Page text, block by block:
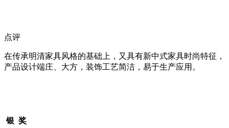
点评
在传承明清家具风格的基础上，又具有新中式家具时尚特征，
产品设计端庄、大方，装饰工艺简洁，易于生产应用。
银 奖